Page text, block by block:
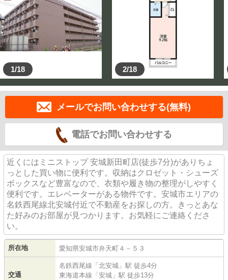
1/18 2/18
メールでお問い合わせする(無料)
電話でお問い合わせする
近くにはミニストップ 安城新田町店(徒歩7分)がありちょ
っとした買い物に便利です。収納はクロゼット・シューズ
ボックスなど豊富なので、衣類や履き物の整理がしやすく
便利です。エレベーターがある物件です。安城市エリアの
名鉄西尾線北安城付近で不動産をお探しの方。きっとあな
た好みのお部屋が見つかります。お気軽にご連絡くださ
い。
所在地 愛知県安城市弁天町 ４－５３
交通
名鉄西尾線 「 北安城 」駅 徒歩4分
東海道本線 「 安城 」駅 徒歩13分